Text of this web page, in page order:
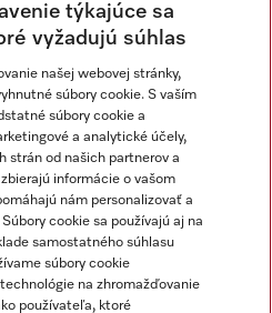
týkajúce sa
vyžadujú súhlas
našej webovej stránky,
súbory cookie. S vaším
súbory cookie a
a analytické účely,
strán od našich partnerov a
informácie o vašom
nám personalizovať a
cookie sa používajú aj na
samostatného súhlasu
súbory cookie
na zhromažďovanie
používateľa, ktoré